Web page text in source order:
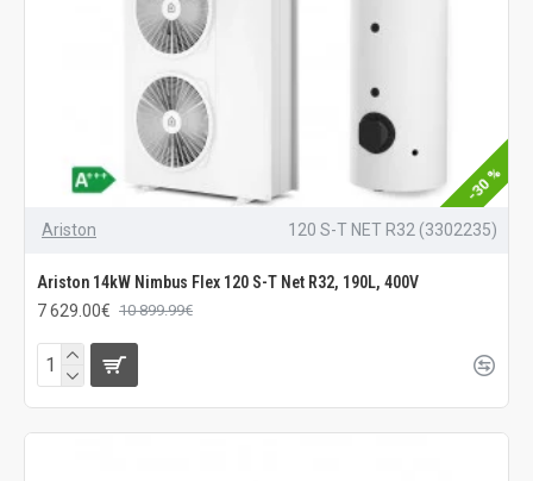
-30 %
Ariston 120 S-T NET R32 (3302235)
Ariston 14kW Nimbus Flex 120 S-T Net R32, 190L, 400V
7 629.00€ 10 899.99€